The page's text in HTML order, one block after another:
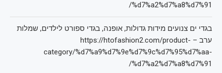
%d7%a2%d7%a8%d7%91/
בגדי ים צנועים מידות גדולות, אופנה, בגדי ספורט לילדים, שמלות
ערב – https://htofashion2.com/product-
category/%d7%a9%d7%9e%d7%9c%d7%95%d7%aa-
%d7%a2%d7%a8%d7%91/